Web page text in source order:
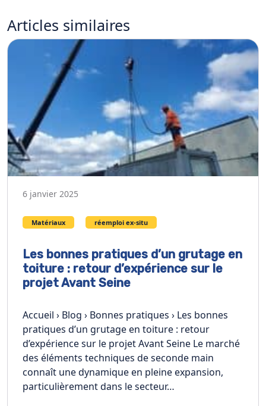
Articles similaires
6 janvier 2025
Matériaux réemploi ex-situ
Les bonnes pratiques d’un grutage en
toiture : retour d’expérience sur le
projet Avant Seine
Accueil › Blog › Bonnes pratiques › Les bonnes
pratiques d’un grutage en toiture : retour
d’expérience sur le projet Avant Seine Le marché
des éléments techniques de seconde main
connaît une dynamique en pleine expansion,
particulièrement dans le secteur…